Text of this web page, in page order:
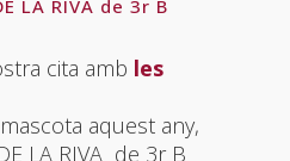
LA RIVA de 3r B
cita amb les
aquest any,
LA RIVA de 3r B